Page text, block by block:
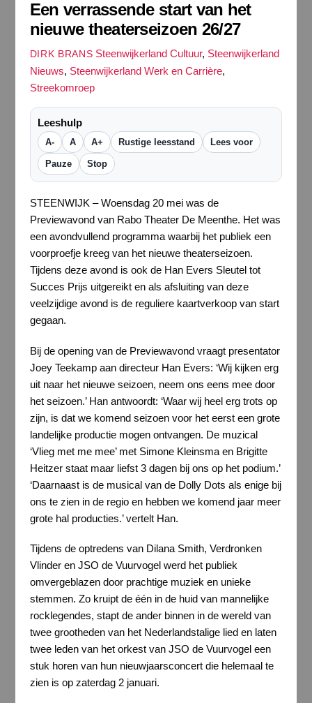
Een verrassende start van het
nieuwe theaterseizoen 26/27
DIRK BRANS Steenwijkerland Cultuur, Steenwijkerland
Nieuws, Steenwijkerland Werk en Carrière,
Streekomroep
Leeshulp
A- A A+ Rustige leesstand Lees voor
Pauze Stop
STEENWIJK – Woensdag 20 mei was de
Previewavond van Rabo Theater De Meenthe. Het was
een avondvullend programma waarbij het publiek een
voorproefje kreeg van het nieuwe theaterseizoen.
Tijdens deze avond is ook de Han Evers Sleutel tot
Succes Prijs uitgereikt en als afsluiting van deze
veelzijdige avond is de reguliere kaartverkoop van start
gegaan.
Bij de opening van de Previewavond vraagt presentator
Joey Teekamp aan directeur Han Evers: ‘Wij kijken erg
uit naar het nieuwe seizoen, neem ons eens mee door
het seizoen.’ Han antwoordt: ‘Waar wij heel erg trots op
zijn, is dat we komend seizoen voor het eerst een grote
landelijke productie mogen ontvangen. De muzical
‘Vlieg met me mee’ met Simone Kleinsma en Brigitte
Heitzer staat maar liefst 3 dagen bij ons op het podium.’
‘Daarnaast is de musical van de Dolly Dots als enige bij
ons te zien in de regio en hebben we komend jaar meer
grote hal producties.’ vertelt Han.
Tijdens de optredens van Dilana Smith, Verdronken
Vlinder en JSO de Vuurvogel werd het publiek
omvergeblazen door prachtige muziek en unieke
stemmen. Zo kruipt de één in de huid van mannelijke
rocklegendes, stapt de ander binnen in de wereld van
twee grootheden van het Nederlandstalige lied en laten
twee leden van het orkest van JSO de Vuurvogel een
stuk horen van hun nieuwjaarsconcert die helemaal te
zien is op zaterdag 2 januari.